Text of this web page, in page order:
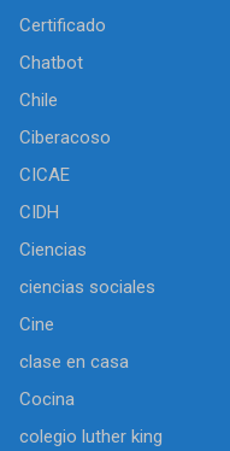
Certificado
Chatbot
Chile
Ciberacoso
CICAE
CIDH
Ciencias
ciencias sociales
Cine
clase en casa
Cocina
colegio luther king